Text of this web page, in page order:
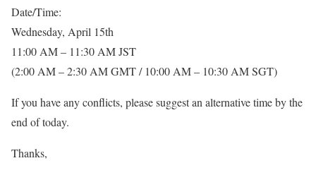
Date/Time:
Wednesday, April 15th
11:00 AM – 11:30 AM JST
(2:00 AM – 2:30 AM GMT / 10:00 AM – 10:30 AM SGT)
If you have any conflicts, please suggest an alternative time by the
end of today.
Thanks,